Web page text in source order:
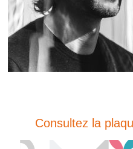
Consultez la